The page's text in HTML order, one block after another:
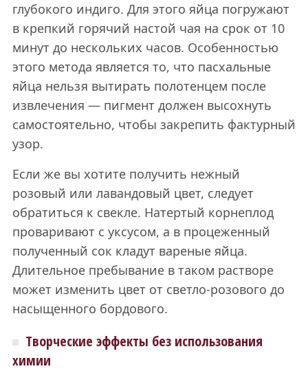
глубокого индиго. Для этого яйца погружают
в крепкий горячий настой чая на срок от 10
минут до нескольких часов. Особенностью
этого метода является то, что пасхальные
яйца нельзя вытирать полотенцем после
извлечения — пигмент должен высохнуть
самостоятельно, чтобы закрепить фактурный
узор.
Если же вы хотите получить нежный
розовый или лавандовый цвет, следует
обратиться к свекле. Натертый корнеплод
проваривают с уксусом, а в процеженный
полученный сок кладут вареные яйца.
Длительное пребывание в таком растворе
может изменить цвет от светло-розового до
насыщенного бордового.
Творческие эффекты без использования
химии